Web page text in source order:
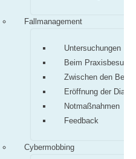
Fallmanagement
Untersuchungen
Beim Praxisbesuch
Zwischen den
Eröffnung der
Notmaßnahmen
Feedback
Cybermobbing